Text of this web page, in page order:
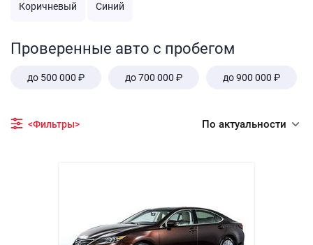
Коричневый Синий
Проверенные авто с пробегом
до 500 000 ₽ до 700 000 ₽ до 900 000 ₽
<Фильтры> По актуальности